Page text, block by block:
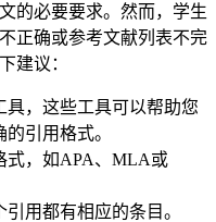
的必要要求。然而，学生
正确或参考文献列表不完
建议：
，这些工具可以帮助您
引用格式。
式，如APA、MLA或
用都有相应的条目。